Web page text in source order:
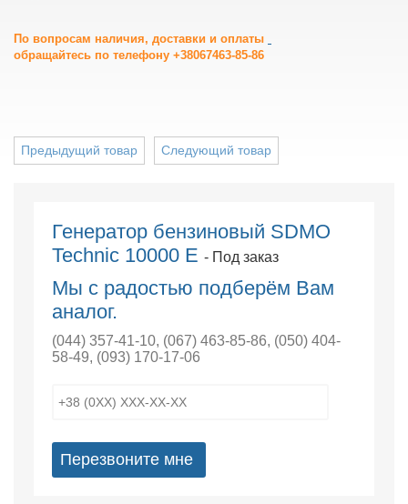
По вопросам наличия, доставки и оплаты
обращайтесь по телефону +38067463-85-86
Следующий товар
Предыдущий товар
Генератор бензиновый SDMO
Technic 10000 E - Под заказ
Мы с радостью подберём Вам
аналог.
(044) 357-41-10, (067) 463-85-86, (050) 404-
58-49, (093) 170-17-06
Перезвоните мне